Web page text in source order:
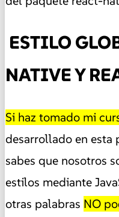
ESTILO
NATIVE Y
Si haz tomado mi
desarrollado en esta
sabes que nosotros
estilos mediante
otras palabras NO